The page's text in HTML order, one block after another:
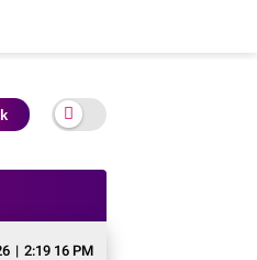
| 2:19 17 PM
Solok, Alokasi Bantuan Irigasi